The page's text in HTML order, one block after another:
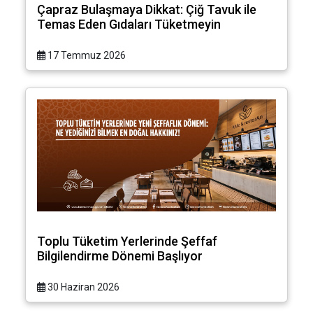
Çapraz Bulaşmaya Dikkat: Çiğ Tavuk ile
Temas Eden Gıdaları Tüketmeyin
17 Temmuz 2026
Toplu Tüketim Yerlerinde Şeffaf
Bilgilendirme Dönemi Başlıyor
30 Haziran 2026